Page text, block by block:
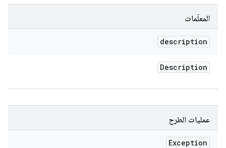
المعلَمات
description
Description
عمليات الطرح
Exception